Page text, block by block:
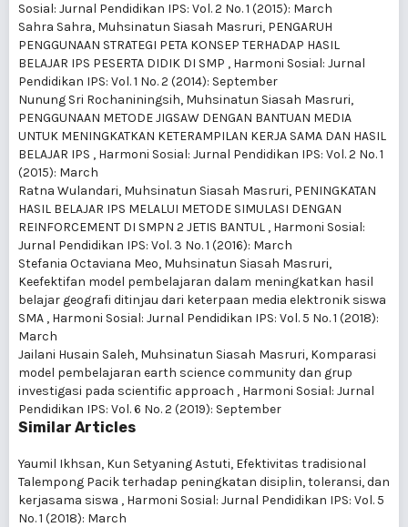
Sosial: Jurnal Pendidikan IPS: Vol. 2 No. 1 (2015): March
Sahra Sahra, Muhsinatun Siasah Masruri, PENGARUH
PENGGUNAAN STRATEGI PETA KONSEP TERHADAP HASIL
BELAJAR IPS PESERTA DIDIK DI SMP , Harmoni Sosial: Jurnal
Pendidikan IPS: Vol. 1 No. 2 (2014): September
Nunung Sri Rochaniningsih, Muhsinatun Siasah Masruri,
PENGGUNAAN METODE JIGSAW DENGAN BANTUAN MEDIA
UNTUK MENINGKATKAN KETERAMPILAN KERJA SAMA DAN HASIL
BELAJAR IPS , Harmoni Sosial: Jurnal Pendidikan IPS: Vol. 2 No. 1
(2015): March
Ratna Wulandari, Muhsinatun Siasah Masruri, PENINGKATAN
HASIL BELAJAR IPS MELALUI METODE SIMULASI DENGAN
REINFORCEMENT DI SMPN 2 JETIS BANTUL , Harmoni Sosial:
Jurnal Pendidikan IPS: Vol. 3 No. 1 (2016): March
Stefania Octaviana Meo, Muhsinatun Siasah Masruri,
Keefektifan model pembelajaran dalam meningkatkan hasil
belajar geografi ditinjau dari keterpaan media elektronik siswa
SMA , Harmoni Sosial: Jurnal Pendidikan IPS: Vol. 5 No. 1 (2018):
March
Jailani Husain Saleh, Muhsinatun Siasah Masruri, Komparasi
model pembelajaran earth science community dan grup
investigasi pada scientific approach , Harmoni Sosial: Jurnal
Pendidikan IPS: Vol. 6 No. 2 (2019): September
Similar Articles
Yaumil Ikhsan, Kun Setyaning Astuti, Efektivitas tradisional
Talempong Pacik terhadap peningkatan disiplin, toleransi, dan
kerjasama siswa , Harmoni Sosial: Jurnal Pendidikan IPS: Vol. 5
No. 1 (2018): March